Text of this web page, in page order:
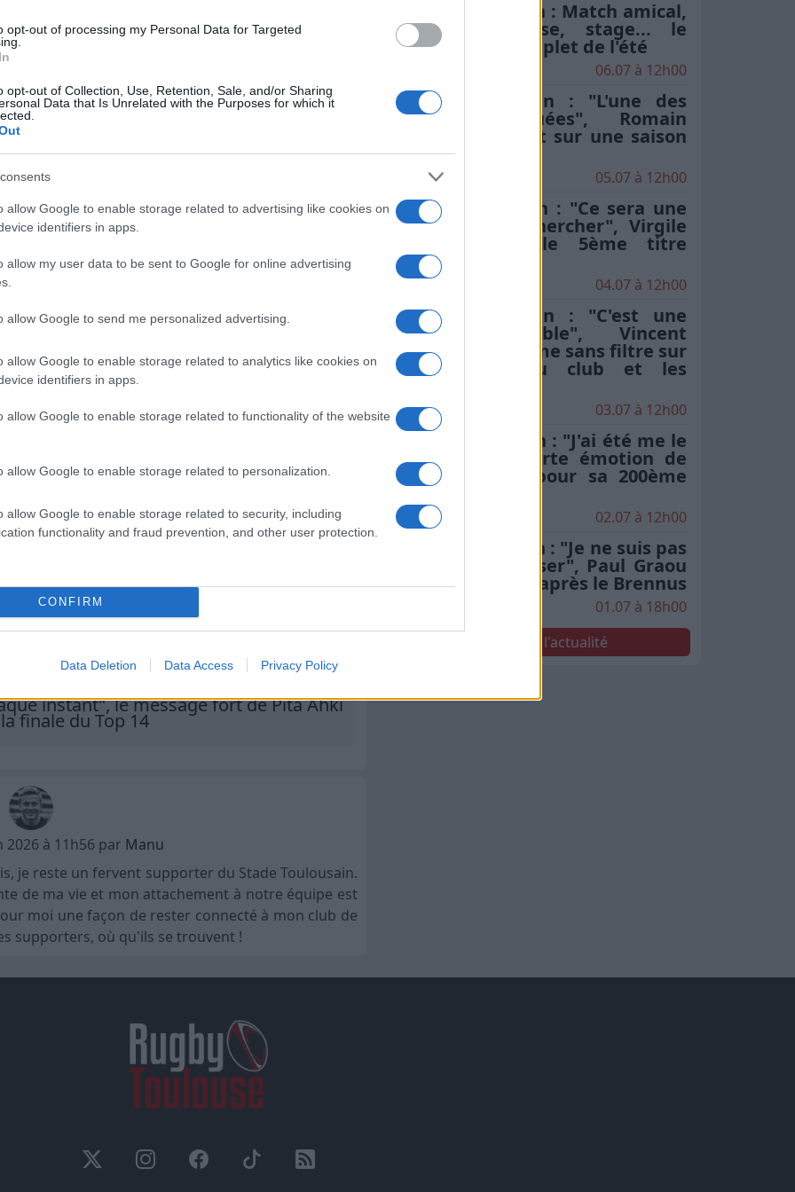
opt-out of processing my Personal Data for Targeted
opt-out of Collection, Use, Retention, Sale, and/or Sharing
Data that Is Unrelated with the Purposes for which it
allow Google to enable storage related to advertising like cookies on
identifiers in apps.
allow my user data to be sent to Google for online advertising
allow Google to send me personalized advertising.
allow Google to enable storage related to analytics like cookies on
identifiers in apps.
allow Google to enable storage related to functionality of the website
allow Google to enable storage related to personalization.
allow Google to enable storage related to security, including
functionality and fraud prevention, and other user protection.
CONFIRM
Data Deletion Data Access Privacy Policy
été avancé à 18h, afin que les
des deux matchs.
accueillis gratuitement
d'un accès gratuit au match de
de leur carte. Ils pourront ensuite rester
public à partir de 20h
aux alentours de 20h, le stade ouvrira
gratuite de la finale.
en plus del'habituel écran qui sera
officielle du Stade Toulousain
et sur quelles chaines voir la finale
Roumat, Chocobares... le point pour la
instant", le message fort de Pita Ahki
finale du Top 14
Stade Toulousain : Match amical,
date de reprise, stage... le
programme complet de l'été
06.07 à 12h00
Stade Toulousain : "L'une des
plus compliquées", Romain
Ntamack revient sur une saison
"particulière"
05.07 à 12h00
Stade Toulousain : "Ce sera une
chose à aller chercher", Virgile
Lacombe sur le 5ème titre
d'affilée
04.07 à 12h00
Stade Toulousain : "C'est une
secte incroyable", Vincent
Moscato s'exprime sans filtre sur
l'hégémonie du club et les
03.07 à 12h00
Stade Toulousain : "J'ai été me le
chercher", la forte émotion de
Rodrigue Neti pour sa 200ème
en finale
02.07 à 12h00
Stade Toulousain : "Je ne suis pas
le seul à le penser", Paul Graou
sacre Jack Willis après le Brennus
01.07 à 18h00
Voir toute l'actualité
2026 à 11h56 par Manu
je reste un fervent supporter du Stade Toulousain.
de ma vie et mon attachement à notre équipe est
moi une façon de rester connecté à mon club de
supporters, où qu'ils se trouvent !